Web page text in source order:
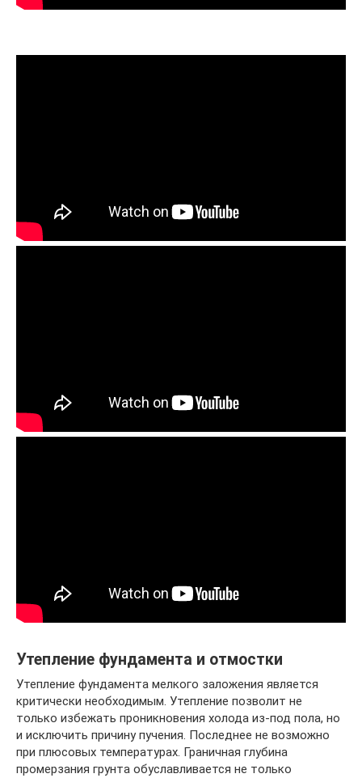
Утепление фундамента и отмостки
Утепление фундамента мелкого заложения является
критически необходимым. Утепление позволит не
только избежать проникновения холода из-под пола, но
и исключить причину пучения. Последнее не возможно
при плюсовых температурах. Граничная глубина
промерзания грунта обуславливается не только